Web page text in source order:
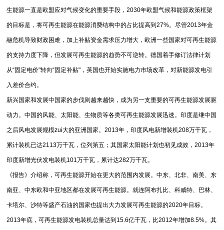
生能源一直是欧盟应对气候变化的重要手段，2030年欧盟气候和能源政策框架
的目标是，将可再生能源在能源消费结构中的占比提高到27%。尽管2013年金
融危机导致财政困难，加上补贴资金需求压力增大，欧洲一些国家对可再生能源
的支持力度下降，但发展可再生能源的趋势不可逆转。德国着手修订法律计划
从“固定电价"转向“固定补贴"，英国也开始实施电力市场改革，对新能源发电引
入差价合约。
新兴国家和发展中国家的步伐则越来越快，成为另一支重要的可再生能源发展驱
动力。中国的风能、太阳能、生物质等各类可再生能源发展迅速。印度是继中国
之后风电发展规模zui大的亚洲国家。2013年，印度风电新增装机208万千瓦，
累计装机已达2113万千瓦，位列第五；其国家太阳能计划也初见成效，2013年
印度新增光伏发电装机101万千瓦，累计达282万千瓦。
《报告》介绍称，可再生能源开始在更大的范围内发展。中东、北非、南美、东
南亚、中东欧和中亚地区都在发展可再生能源。就连阿布扎比、科威特、巴林、
卡塔尔、沙特等盛产石油的国家也提出大力发展可再生能源的2020年目标。
2013年底，可再生能源发电装机总量达到15.6亿千瓦，比2012年增加8.5%。其